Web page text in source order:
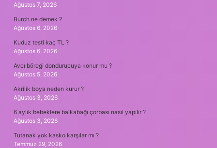
Ağustos 7, 2026
Burch ne demek ?
Ağustos 6, 2026
Kuduz testi kaç TL ?
Ağustos 6, 2026
Avcı böreği dondurucuya konur mu ?
Ağustos 5, 2026
Akrilik boya neden kurur ?
Ağustos 3, 2026
6 aylık bebeklere balkabağı çorbası nasıl yapılır ?
Ağustos 3, 2026
Tutanak yok kasko karşılar mı ?
Temmuz 29, 2026